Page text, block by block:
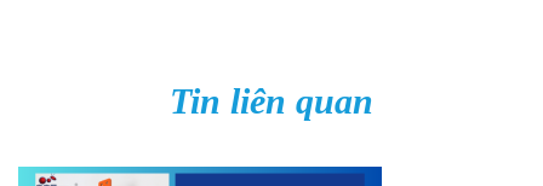
Tin liên quan